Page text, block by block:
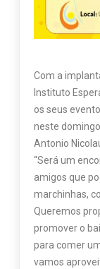
Com a
Instituto
os seus
neste
Antonio
“Será um
amigos que
marchinhas,
Queremos
promover o
para comer
vamos